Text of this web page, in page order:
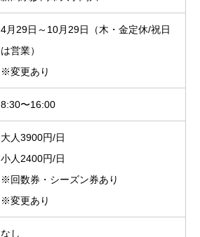
4月29日～10月29日（木・金定休/祝日
は営業）
※変更あり
8:30〜16:00
大人3900円/日
小人2400円/日
※回数券・シーズン券あり
※変更あり
なし